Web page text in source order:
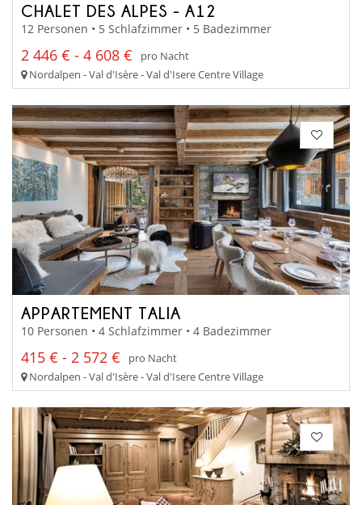
CHALET DES ALPES - A12
12 Personen • 5 Schlafzimmer • 5 Badezimmer
2 446 € - 4 608 €
pro Nacht
Nordalpen - Val d'Isère - Val d'Isere Centre Village
APPARTEMENT TALIA
10 Personen • 4 Schlafzimmer • 4 Badezimmer
415 € - 2 572 €
pro Nacht
Nordalpen - Val d'Isère - Val d'Isere Centre Village